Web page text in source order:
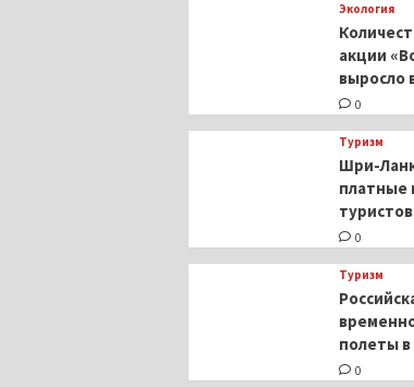
Экология
акции
выросло
0
Туризм
Шри-
платные
0
Туризм
полеты
0